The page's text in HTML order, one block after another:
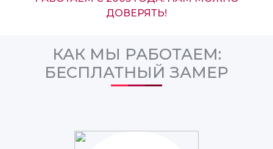
ДОВЕРЯТЬ!
КАК МЫ РАБОТАЕМ:
БЕСПЛАТНЫЙ ЗАМЕР